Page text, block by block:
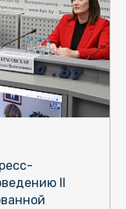
II